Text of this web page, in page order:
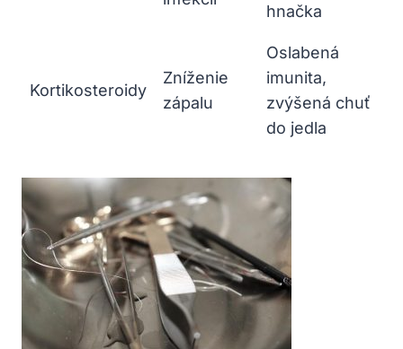
hnačka
Kortikosteroidy
Zníženie
zápalu
Oslabená
imunita,
zvýšená chuť
do jedla